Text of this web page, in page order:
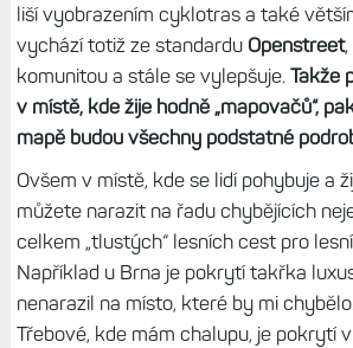
liší vyobrazením cyklotras a také
vychází totiž ze standardu Openstreet
komunitou a stále se vylepšuje. Takže
v místě, kde žije hodně „mapovačů“,
mapě budou všechny podstatné
Ovšem v místě, kde se lidí pohybuje a
můžete narazit na řadu chybějících
celkem „tlustých“ lesních cest pro
Například u Brna je pokrytí takřka
nenarazil na místo, které by mi
Třebové, kde mám chalupu, je pokrytí